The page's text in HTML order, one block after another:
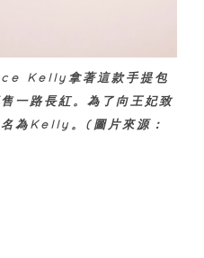
Kelly拿著這款手提包
一路長紅。為了向王妃致
為Kelly。(圖片來源：